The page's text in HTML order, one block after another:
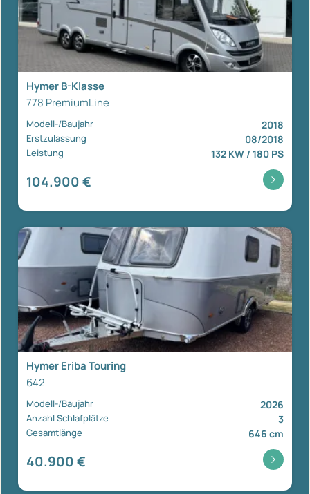
Hymer B-Klasse
778 PremiumLine
Modell-/Baujahr 2018
Erstzulassung 08/2018
Leistung 132 KW / 180 PS
104.900 €
Hymer Eriba Touring
642
Modell-/Baujahr 2026
Anzahl Schlafplätze 3
Gesamtlänge 646 cm
40.900 €